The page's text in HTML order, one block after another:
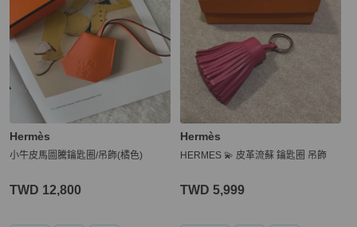
Hermès
小牛皮馬圖騰鑰匙圈/吊飾(橘色)
TWD 12,800
Hermès
HERMES 💫 皮革流蘇 鑰匙圈 吊飾
TWD 5,999